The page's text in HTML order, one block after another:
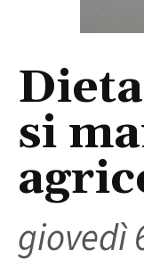
si
giovedì